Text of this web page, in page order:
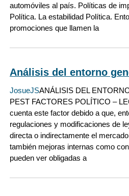
automóviles al país. Políticas de
Política. La estabilidad Política.
promociones que llamen la
Análisis del entorno
JosueJSANÁLISIS DEL
PEST FACTORES POLÍTICO –
cuenta este factor debido a que,
regulaciones y modificaciones de
directa o indirectamente el
también mejoras internas como
pueden ver obligadas a